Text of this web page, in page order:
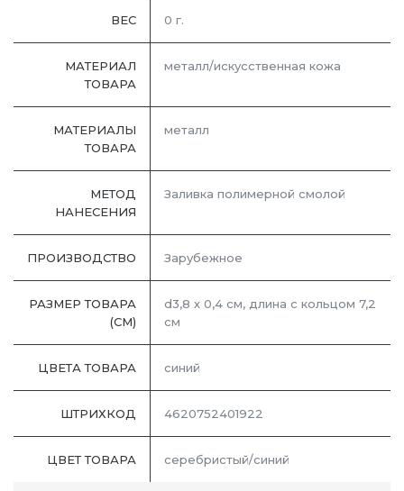
ВЕС 0 г.
МАТЕРИАЛ
ТОВАРА
металл/искусственная кожа
МАТЕРИАЛЫ
ТОВАРА
металл
МЕТОД
НАНЕСЕНИЯ
Заливка полимерной смолой
ПРОИЗВОДСТВО Зарубежное
РАЗМЕР ТОВАРА
(СМ)
d3,8 х 0,4 см, длина с кольцом 7,2
см
ЦВЕТА ТОВАРА синий
ШТРИХКОД 4620752401922
ЦВЕТ ТОВАРА серебристый/синий